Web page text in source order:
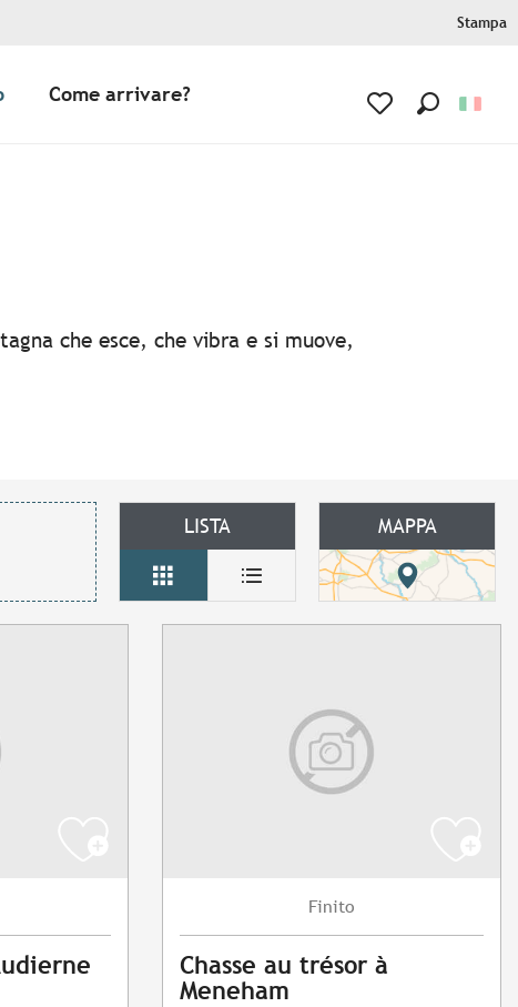
Stampa
Come arrivare?
che esce, che vibra e si muove,
LISTA MAPPA
Finito
Chasse au trésor à
Meneham